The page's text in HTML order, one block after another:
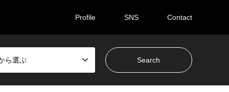
Profile SNS Contact
ら選ぶ